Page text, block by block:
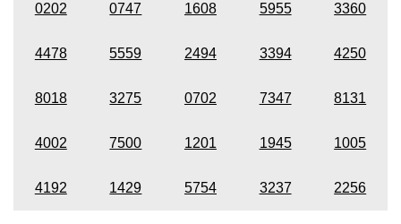
0202 0747 1608 5955 3360
4478 5559 2494 3394 4250
8018 3275 0702 7347 8131
4002 7500 1201 1945 1005
4192 1429 5754 3237 2256